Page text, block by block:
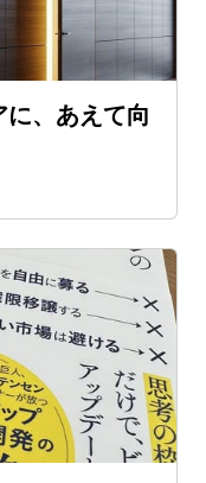
に、あえて向